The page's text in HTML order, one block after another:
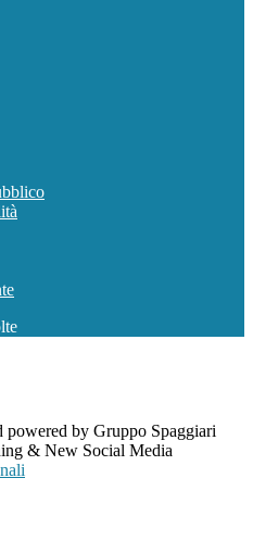
powered by Gruppo Spaggiari
& New Social Media